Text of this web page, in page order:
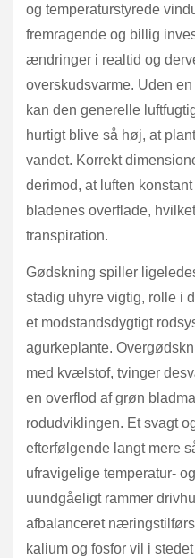
og temperaturstyrede
fremragende og billig
ændringer i realtid og
overskudsvarme. Uden
kan den generelle
hurtigt blive så høj, at
vandet. Korrekt
derimod, at luften
bladenes overflade,
transpiration.
Gødskning spiller
stadig uhyre vigtig, rolle i
et modstandsdygtigt
agurkeplante.
med kvælstof, tvinger
en overflod af grøn
rodudviklingen. Et svagt
efterfølgende langt mere
ufravigelige temperatur-
uundgåeligt rammer
afbalanceret
kalium og fosfor vil i